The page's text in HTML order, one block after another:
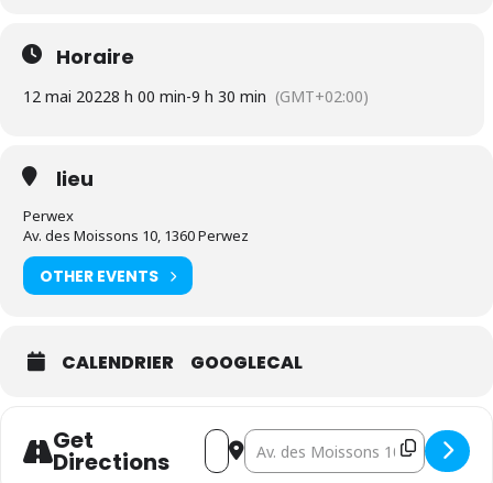
Horaire
12 mai 20228 h 00 min-9 h 30 min (GMT+02:00)
lieu
Perwex
Av. des Moissons 10, 1360 Perwez
OTHER EVENTS
CALENDRIER GOOGLECAL
Get
Directions
Address - Petit Déj' du commerce
Destination Address - Petit